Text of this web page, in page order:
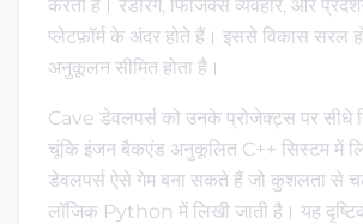
करता है। रेंडरिंग, फिजिक्स व्यवहार, और
प्लेटफ़ॉर्म के अंदर होते हैं। इससे विकास सरल
अनुकूलन सीमित होता है।
Cave डेवलपर्स को उनके प्रोजेक्ट्स पर सीधे
चूंकि इंजन बैकएंड अनुकूलित C++ सिस्टम में
डेवलपर्स ऐसे गेम बना सकते हैं जो कुशलता से
लॉजिक Python में लिखी जाती है। यह